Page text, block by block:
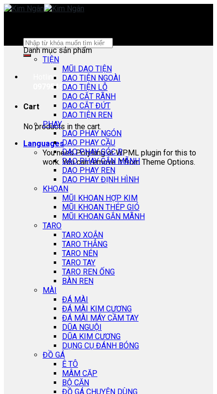
Skip
Search
for:
Hotline:
0979540178
Cart
No products in the cart.
Languages
You need Polylang or WPML plugin for this to
work. You can remove it from Theme Options.
Danh mục sản phẩm
TIỆN
MŨI DAO TIỆN
DAO TIỆN NGOÀI
DAO TIỆN LỖ
DAO CẮT RÃNH
DAO CẮT ĐỨT
DAO TIỆN REN
PHAY
DAO PHAY NGÓN
DAO PHAY CẦU
DAO PHAY GÓC R
DAO PHAY GẮN MÃNH
DAO PHAY REN
DAO PHAY ĐỊNH HÌNH
KHOAN
MŨI KHOAN HỢP KIM
MŨI KHOAN THÉP GIÓ
MŨI KHOAN GẮN MÃNH
TARO
TARO XOẮN
TARO THẲNG
TARO NÉN
TARO TAY
TARO REN ỐNG
BÀN REN
MÀI
ĐÁ MÀI
ĐÁ MÀI KIM CƯƠNG
ĐÁ MÀI MÁY CẦM TAY
DŨA NGUỘI
DŨA KIM CƯƠNG
DỤNG CỤ ĐÁNH BÓNG
ĐỒ GÁ
Ê TÔ
MÂM CẶP
BỘ CĂN
ĐỒ GÁ CHUYÊN DÙNG